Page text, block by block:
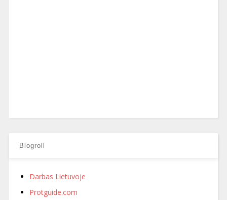
Blogroll
Darbas Lietuvoje
Protguide.com